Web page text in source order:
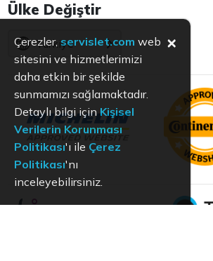
Ülke Değiştir
Türkiye
Çerezler, servislet.com web
sitesini ve hizmetlerimizi
daha etkin bir şekilde
sunmamızı sağlamaktadır.
Detaylı bilgi içinKişisel
Verilerin Korunması
Politikası'ı ile Çerez
Politikası'nı
inceleyebilirsiniz.
×